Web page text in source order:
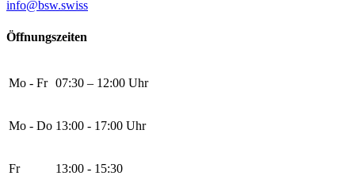
info@bsw.swiss
Öffnungszeiten
Mo - Fr 07:30 – 12:00 Uhr
Mo - Do 13:00 - 17:00 Uhr
Fr 13:00 - 15:30